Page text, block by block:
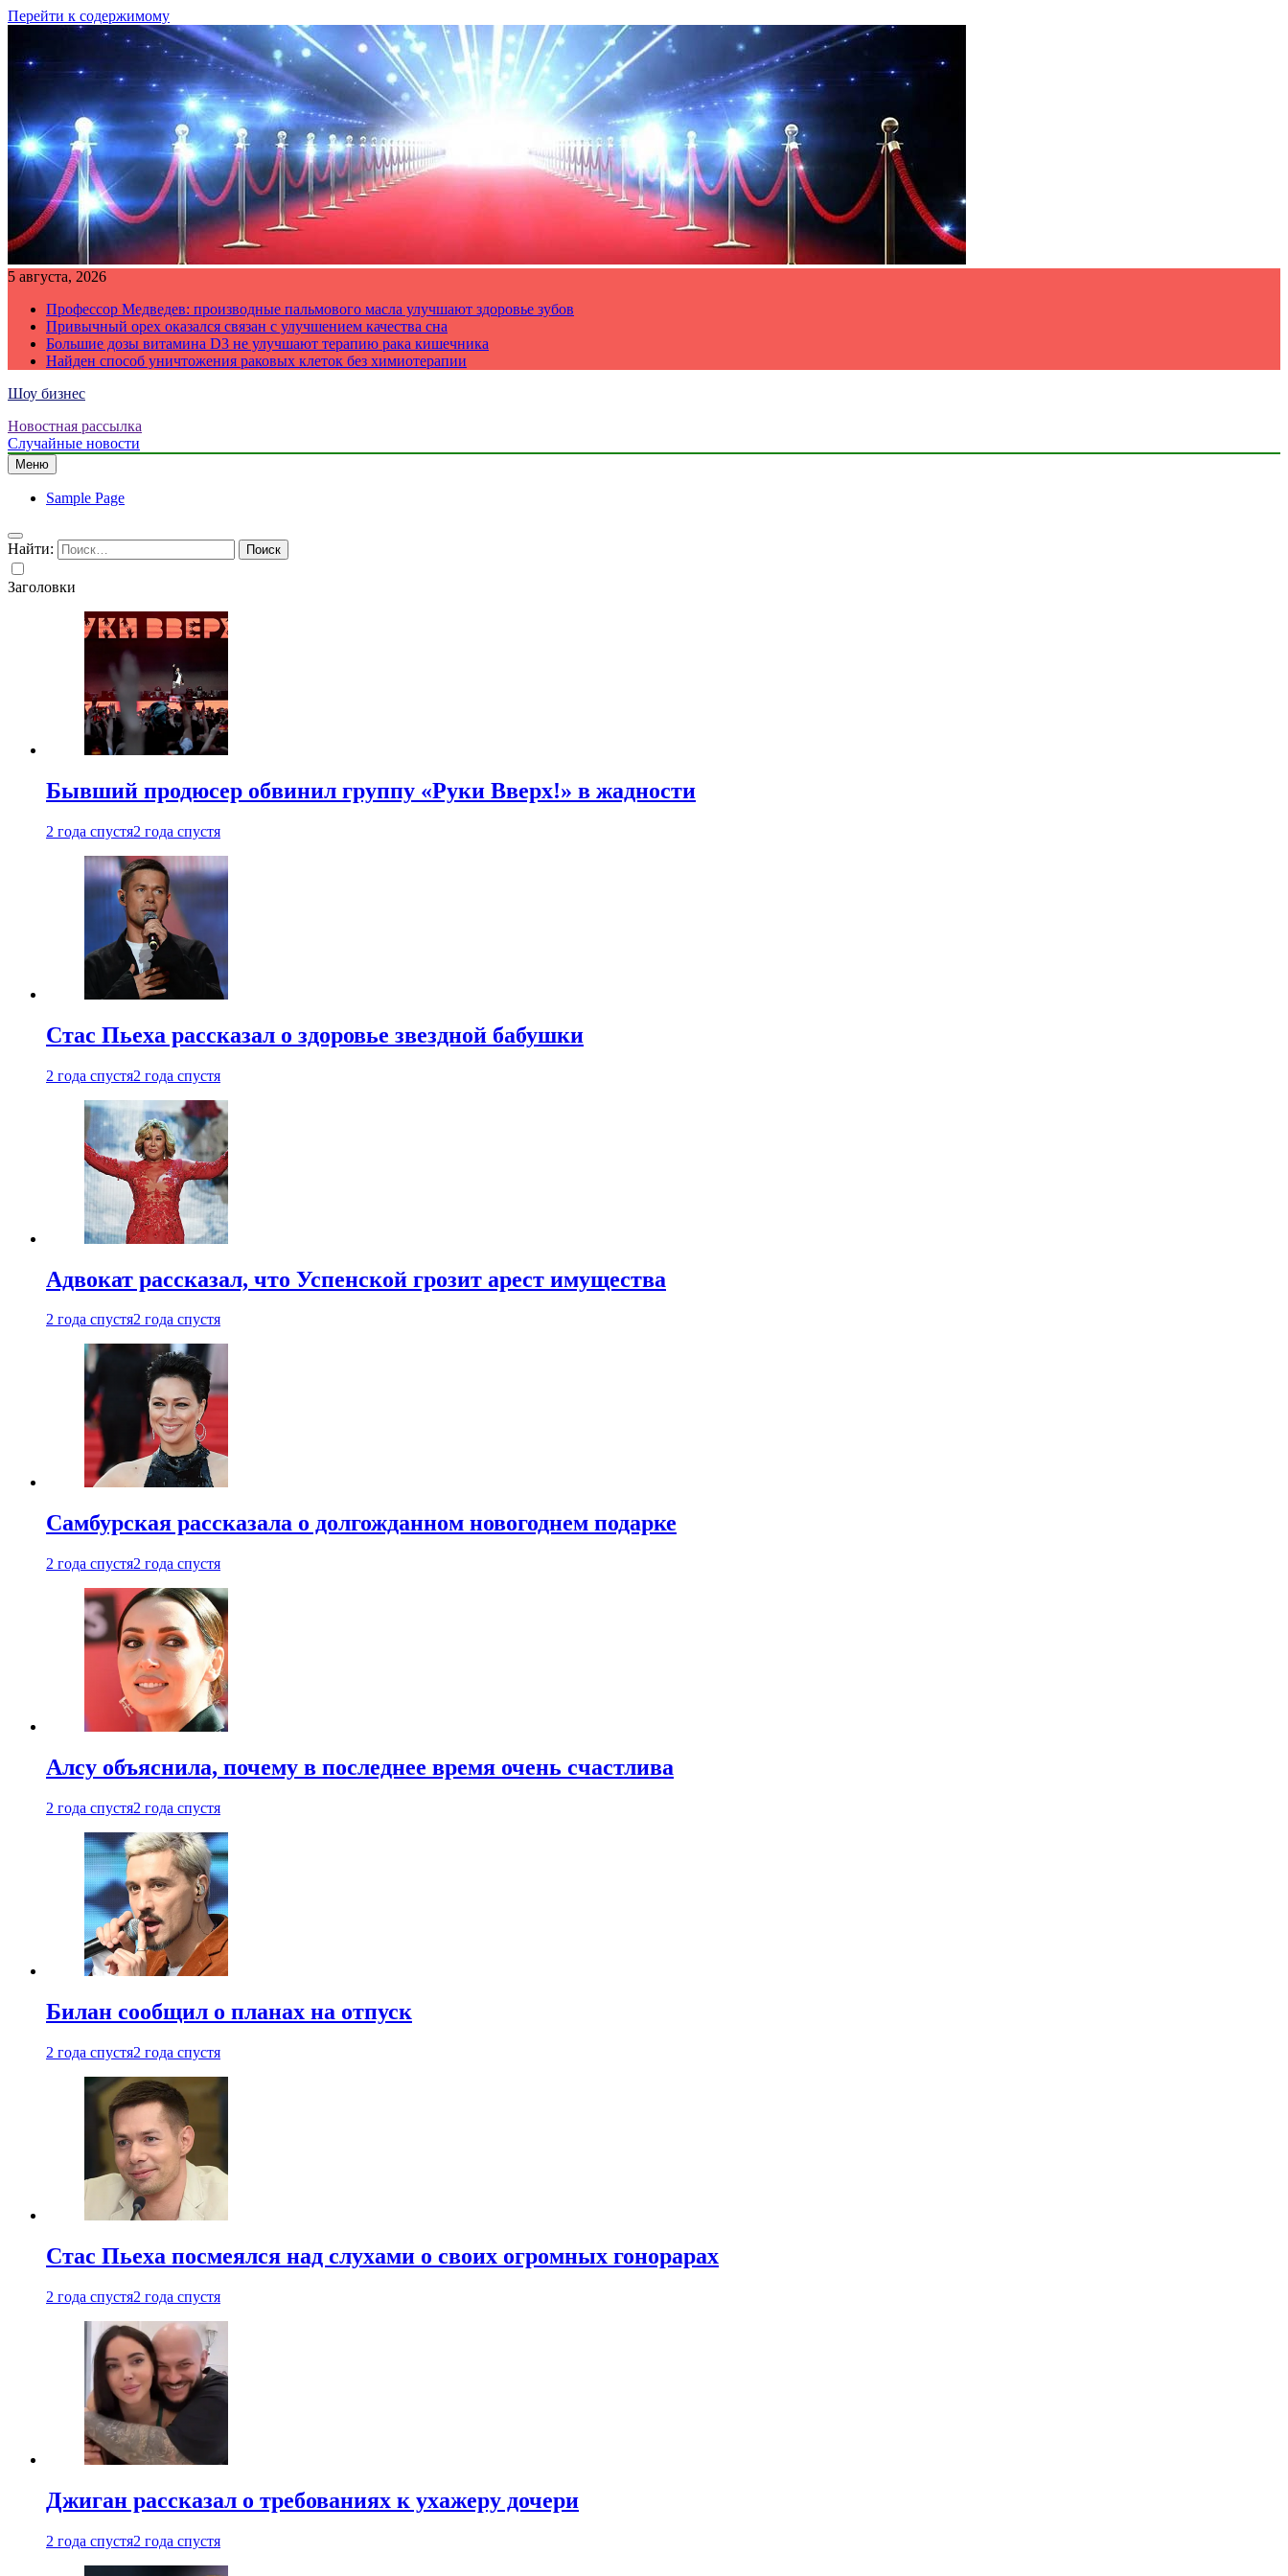
Перейти к содержимому
5 августа, 2026
Профессор Медведев: производные пальмового масла улучшают здоровье зубов
Привычный орех оказался связан с улучшением качества сна
Большие дозы витамина D3 не улучшают терапию рака кишечника
Найден способ уничтожения раковых клеток без химиотерапии
Шоу бизнес
Новостная рассылка
Случайные новости
Меню
Sample Page
Найти:
Заголовки
Бывший продюсер обвинил группу «Руки Вверх!» в жадности
2 года спустя2 года спустя
Стас Пьеха рассказал о здоровье звездной бабушки
2 года спустя2 года спустя
Адвокат рассказал, что Успенской грозит арест имущества
2 года спустя2 года спустя
Самбурская рассказала о долгожданном новогоднем подарке
2 года спустя2 года спустя
Алсу объяснила, почему в последнее время очень счастлива
2 года спустя2 года спустя
Билан сообщил о планах на отпуск
2 года спустя2 года спустя
Стас Пьеха посмеялся над слухами о своих огромных гонорарах
2 года спустя2 года спустя
Джиган рассказал о требованиях к ухажеру дочери
2 года спустя2 года спустя